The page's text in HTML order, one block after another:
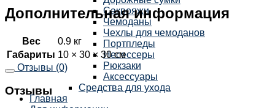
Саквояжи
Чемоданы
Чехлы для чемоданов
Портпледы
Несессеры
Рюкзаки
Аксессуары
Средства для ухода
Главная
Дополнительная информация
Вес
0.9 кг
Габариты 10 × 30 × 30 см
Отзывы (0)
Отзывы